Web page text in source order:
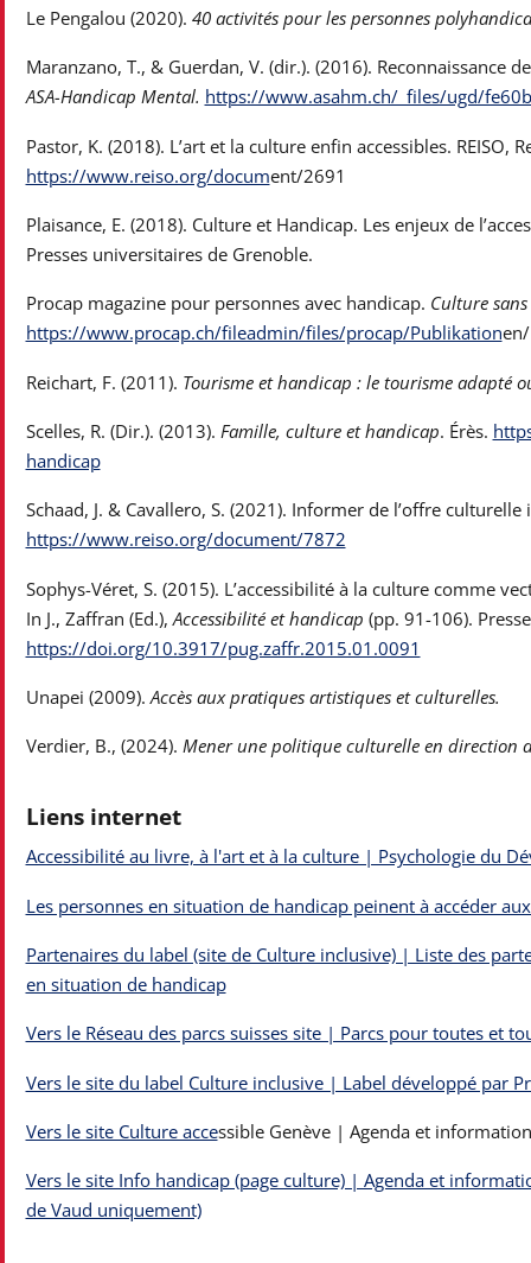
Le Pengalou (2020). 40 activités pour les personnes
Maranzano, T., & Guerdan, V. (dir.). (2016). Reconnaissance
ASA-Handicap Mental. https://www.asahm.ch/_files/ugd/
Pastor, K. (2018). L’art et la culture enfin accessibles. REISO,
https://www.reiso.org/document/2691
Plaisance, E. (2018). Culture et Handicap. Les enjeux de
Presses universitaires de Grenoble.
Procap magazine pour personnes avec handicap. Culture
https://www.procap.ch/fileadmin/files/procap/Publikation
Reichart, F. (2011). Tourisme et handicap : le tourisme adapté
Scelles, R. (Dir.). (2013). Famille, culture et handicap. Érès.
handicap
Schaad, J. & Cavallero, S. (2021). Informer de l’offre
https://www.reiso.org/document/7872
Sophys-Véret, S. (2015). L’accessibilité à la culture comme
In J., Zaffran (Ed.), Accessibilité et handicap (pp. 91-106).
https://doi.org/10.3917/pug.zaffr.2015.01.0091
Unapei (2009). Accès aux pratiques artistiques et culturelles.
Verdier, B., (2024). Mener une politique culturelle en direction
Liens internet
Accessibilité au livre, à l'art et à la culture | Psychologie du
Les personnes en situation de handicap peinent à accéder
Partenaires du label (site de Culture inclusive) | Liste des
en situation de handicap
Vers le Réseau des parcs suisses site | Parcs pour toutes et
Vers le site du label Culture inclusive | Label développé par
Vers le site Culture accessible Genève | Agenda et
Vers le site Info handicap (page culture) | Agenda et
de Vaud uniquement)